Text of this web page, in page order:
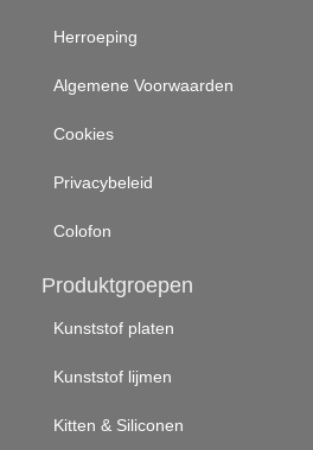
Herroeping
Algemene Voorwaarden
Cookies
Privacybeleid
Colofon
Produktgroepen
Kunststof platen
Kunststof lijmen
Kitten & Siliconen